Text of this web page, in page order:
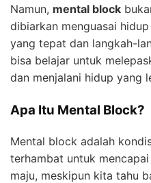
Namun, mental block
dibiarkan menguasai
yang tepat dan langkah-
bisa belajar untuk
dan menjalani hidup yang
Apa Itu Mental Block?
Mental block adalah
terhambat untuk
maju, meskipun kita tahu